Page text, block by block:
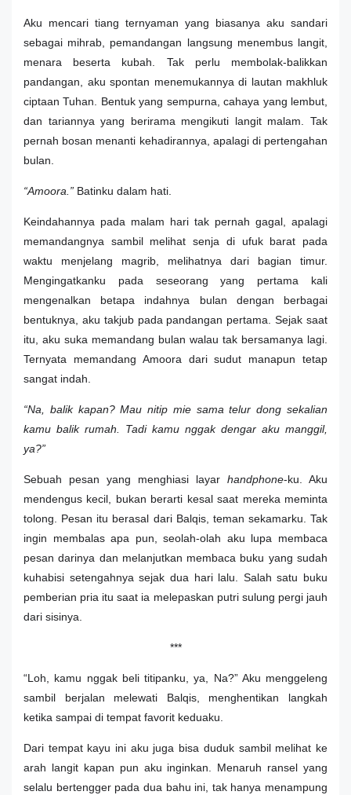
Aku mencari tiang ternyaman yang biasanya aku sandari
sebagai mihrab, pemandangan langsung menembus langit,
menara beserta kubah. Tak perlu membolak-balikkan
pandangan, aku spontan menemukannya di lautan makhluk
ciptaan Tuhan. Bentuk yang sempurna, cahaya yang lembut,
dan tariannya yang berirama mengikuti langit malam. Tak
pernah bosan menanti kehadirannya, apalagi di pertengahan
bulan.
“Amoora.” Batinku dalam hati.
Keindahannya pada malam hari tak pernah gagal, apalagi
memandangnya sambil melihat senja di ufuk barat pada
waktu menjelang magrib, melihatnya dari bagian timur.
Mengingatkanku pada seseorang yang pertama kali
mengenalkan betapa indahnya bulan dengan berbagai
bentuknya, aku takjub pada pandangan pertama. Sejak saat
itu, aku suka memandang bulan walau tak bersamanya lagi.
Ternyata memandang Amoora dari sudut manapun tetap
sangat indah.
“Na, balik kapan? Mau nitip mie sama telur dong sekalian
kamu balik rumah. Tadi kamu nggak dengar aku manggil,
ya?”
Sebuah pesan yang menghiasi layar handphone-ku. Aku
mendengus kecil, bukan berarti kesal saat mereka meminta
tolong. Pesan itu berasal dari Balqis, teman sekamarku. Tak
ingin membalas apa pun, seolah-olah aku lupa membaca
pesan darinya dan melanjutkan membaca buku yang sudah
kuhabisi setengahnya sejak dua hari lalu. Salah satu buku
pemberian pria itu saat ia melepaskan putri sulung pergi jauh
dari sisinya.
***
“Loh, kamu nggak beli titipanku, ya, Na?” Aku menggeleng
sambil berjalan melewati Balqis, menghentikan langkah
ketika sampai di tempat favorit keduaku.
Dari tempat kayu ini aku juga bisa duduk sambil melihat ke
arah langit kapan pun aku inginkan. Menaruh ransel yang
selalu bertengger pada dua bahu ini, tak hanya menampung